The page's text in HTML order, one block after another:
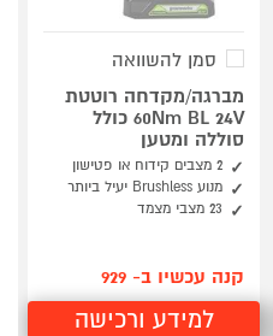
סמן להשוואה
מברגה/מקדחה רוטטת
60Nm BL 24V כולל
סוללה ומטען
2 מצבים קידוח או פטישון
מנוע Brushless יעיל ביותר
23 מצבי מצמד
קנה עכשיו ב- 929
למידע ורכישה